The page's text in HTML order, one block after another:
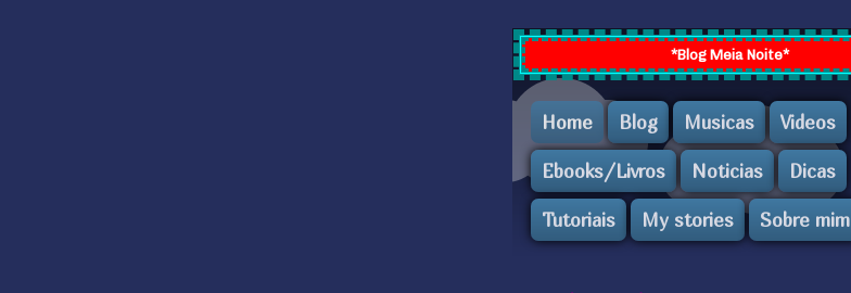
*Blog Meia Noite*
Home Blog Musicas Videos
Ebooks/Livros Noticias Dicas
Tutoriais My stories Sobre mim